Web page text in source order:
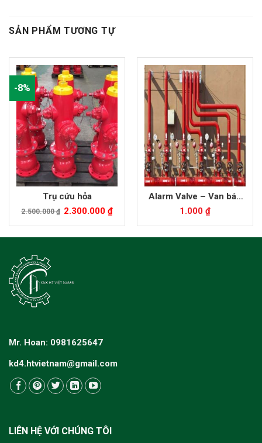
SẢN PHẨM TƯƠNG TỰ
-8%
Trụ cứu hỏa
2.500.000₫ 2.300.000₫
Alarm Valve – Van báo
động
1.000 ₫
Mr. Hoan: 0981625647
kd4.htvietnam@gmail.com
LIÊN HỆ VỚI CHÚNG TÔI